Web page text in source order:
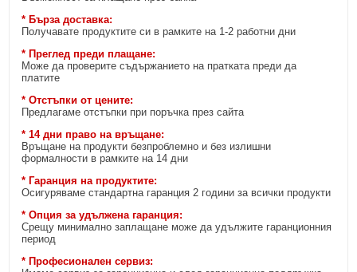
* Бърза доставка:
Получавате продуктите си в рамките на 1-2 работни дни
* Преглед преди плащане:
Може да проверите съдържанието на пратката преди да
платите
* Отстъпки от цените:
Предлагаме отстъпки при поръчка през сайта
* 14 дни право на връщане:
Връщане на продукти безпроблемно и без излишни
формалности в рамките на 14 дни
* Гаранция на продуктите:
Осигуряваме стандартна гаранция 2 години за всички продукти
* Опция за удължена гаранция:
Срещу минимално заплащане може да удължите гаранционния
период
* Професионален сервиз: